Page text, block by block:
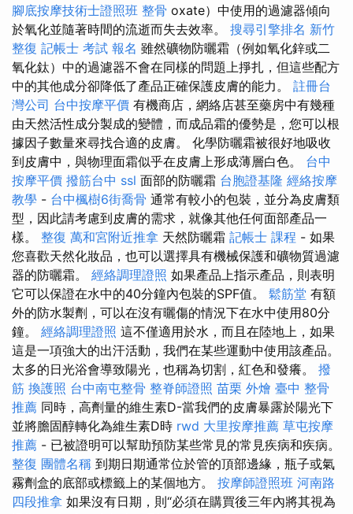
腳底按摩技術士證照班 整骨 oxate）中使用的過濾器傾向
於氧化並隨著時間的流逝而失去效率。 搜尋引擎排名 新竹
整復 記帳士 考試 報名 雖然礦物防曬霜（例如氧化鋅或二
氧化鈦）中的過濾器不會在同樣的問題上掙扎，但這些配方
中的其他成分卻降低了產品正確保護皮膚的能力。 註冊台
灣公司 台中按摩平價 有機商店，網絡店甚至藥房中有幾種
由天然活性成分製成的變體，而成品霜的優勢是，您可以根
據因子數量來尋找合適的皮膚。 化學防曬霜被很好地吸收
到皮膚中，與物理面霜似乎在皮膚上形成薄層白色。 台中
按摩平價 撥筋台中 ssl 面部的防曬霜 台胞證基隆 經絡按摩
教學 - 台中楓樹6街喬骨 通常有較小的包裝，並分為皮膚類
型，因此請考慮到皮膚的需求，就像其他任何面部產品一
樣。 整復 萬和宮附近推拿 天然防曬霜 記帳士 課程 - 如果
您喜歡天然化妝品，也可以選擇具有機械保護和礦物質過濾
器的防曬霜。 經絡調理證照 如果產品上指示產品，則表明
它可以保證在水中的40分鐘內包裝的SPF值。 鬆筋堂 有額
外的防水製劑，可以在沒有曬傷的情況下在水中使用80分
鐘。 經絡調理證照 這不僅適用於水，而且在陸地上，如果
這是一項強大的出汗活動，我們在某些運動中使用該產品。
太多的日光浴會導致陽光，也稱為切割，紅色和發癢。 撥
筋 換護照 台中南屯整骨 整脊師證照 苗栗 外燴 臺中 整骨
推薦 同時，高劑量的維生素D-當我們的皮膚暴露於陽光下
並將膽固醇轉化為維生素D時 rwd 大里按摩推薦 草屯按摩
推薦 - 已被證明可以幫助預防某些常見的常見疾病和疾病。
整復 團體名稱 到期日期通常位於管的頂部邊緣，瓶子或氣
霧劑盒的底部或標籤上的某個地方。 按摩師證照班 河南路
四段推拿 如果沒有日期，則“必須在購買後三年內將其視為